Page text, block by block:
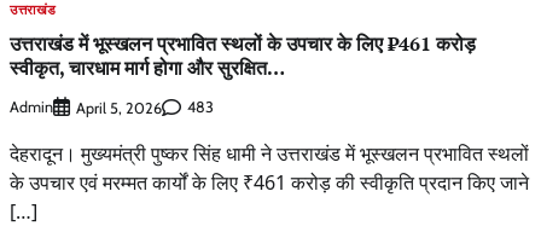
उत्तराखंड
उत्तराखंड में भूस्खलन प्रभावित स्थलों के उपचार के लिए ₹461 करोड़
स्वीकृत, चारधाम मार्ग होगा और सुरक्षित…
Admin April 5, 2026 483
देहरादून। मुख्यमंत्री पुष्कर सिंह धामी ने उत्तराखंड में भूस्खलन प्रभावित स्थलों
के उपचार एवं मरम्मत कार्यों के लिए ₹461 करोड़ की स्वीकृति प्रदान किए जाने
[…]